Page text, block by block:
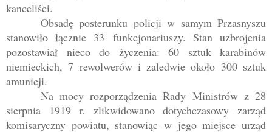
kanceliści.
Obsadę posterunku policji w samym Przasnyszu
stanowiło łącznie 33 funkcjonariuszy. Stan uzbrojenia
pozostawiał nieco do życzenia: 60 sztuk karabinów
niemieckich, 7 rewolwerów i zaledwie około 300 sztuk
amunicji.
Na mocy rozporządzenia Rady Ministrów z 28
sierpnia 1919 r. zlikwidowano dotychczasowy zarząd
komisaryczny powiatu, stanowiąc w jego miejsce urząd